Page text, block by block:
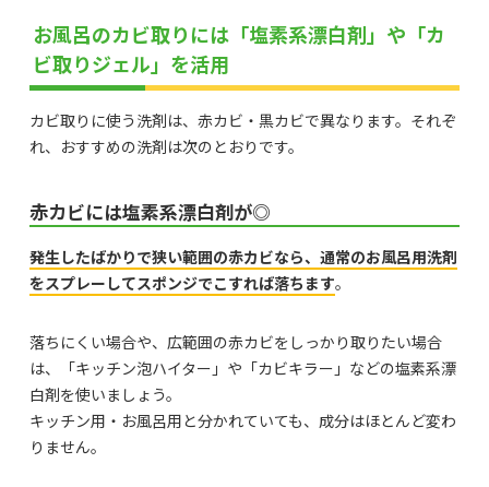
お風呂のカビ取りには「塩素系漂白剤」や「カ
ビ取りジェル」を活用
カビ取りに使う洗剤は、赤カビ・黒カビで異なります。それぞ
れ、おすすめの洗剤は次のとおりです。
赤カビには塩素系漂白剤が◎
発生したばかりで狭い範囲の赤カビなら、通常のお風呂用洗剤
をスプレーしてスポンジでこすれば落ちます。
落ちにくい場合や、広範囲の赤カビをしっかり取りたい場合
は、「キッチン泡ハイター」や「カビキラー」などの塩素系漂
白剤を使いましょう。
キッチン用・お風呂用と分かれていても、成分はほとんど変わ
りません。